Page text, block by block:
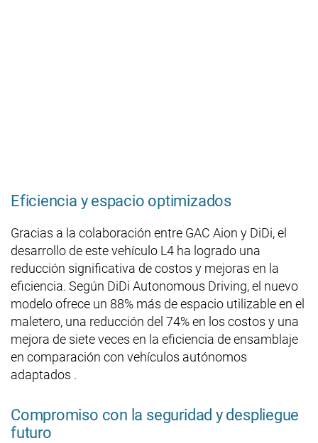
Eficiencia y espacio optimizados
Gracias a la colaboración entre GAC Aion y DiDi, el
desarrollo de este vehículo L4 ha logrado una
reducción significativa de costos y mejoras en la
eficiencia. Según DiDi Autonomous Driving, el nuevo
modelo ofrece un 88% más de espacio utilizable en el
maletero, una reducción del 74% en los costos y una
mejora de siete veces en la eficiencia de ensamblaje
en comparación con vehículos autónomos
adaptados .​
Compromiso con la seguridad y despliegue
futuro